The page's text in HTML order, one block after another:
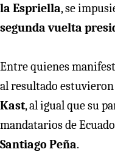
la Espriella, se
segunda vuelta
Entre quienes
al resultado
Kast, al igual que su
mandatarios de
Santiago Peña.